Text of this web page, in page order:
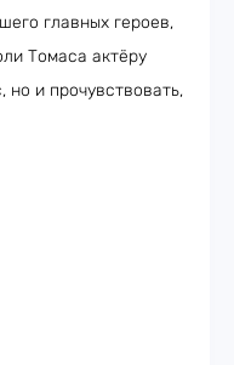
главных героев,
Томаса актёру
но и прочувствовать,